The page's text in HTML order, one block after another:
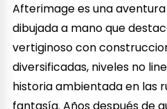
Afterimage es una
dibujada a mano que
vertiginoso con
diversificadas, niveles no
historia ambientada en las